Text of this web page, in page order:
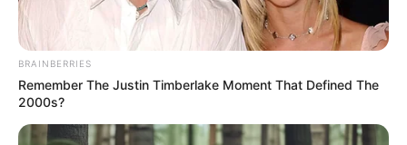
Duración:
8 horas
BRAINBERRIES
Remember The Justin Timberlake Moment That Defined The
2000s?